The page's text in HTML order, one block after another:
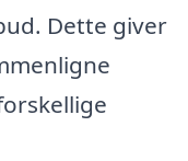
Dette giver